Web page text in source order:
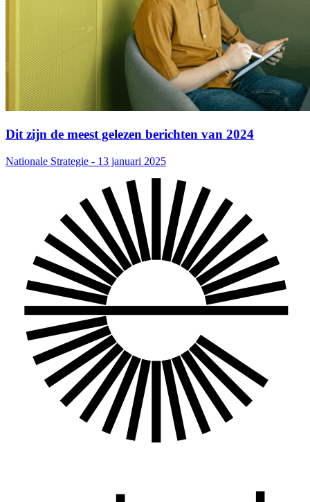
Dit zijn de meest gelezen berichten van 2024
Nationale Strategie - 13 januari 2025